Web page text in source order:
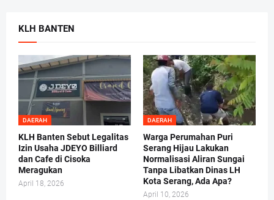
KLH BANTEN
DAERAH
KLH Banten Sebut Legalitas
Izin Usaha JDEYO Billiard
dan Cafe di Cisoka
Meragukan
April 18, 2026
DAERAH
Warga Perumahan Puri
Serang Hijau Lakukan
Normalisasi Aliran Sungai
Tanpa Libatkan Dinas LH
Kota Serang, Ada Apa?
April 10, 2026